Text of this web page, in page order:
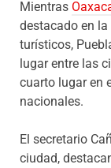
Mientras
destacado en
turísticos,
lugar entre las
cuarto lugar en
nacionales.
El secretario
ciudad,